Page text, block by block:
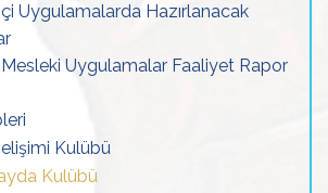
Uygulamalarda Hazırlanacak
Uygulamalar Faaliyet Rapor
Kulübü
Kulübü